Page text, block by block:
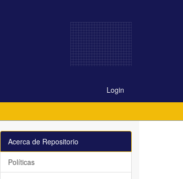
Login
Acerca de Repositorio
Políticas